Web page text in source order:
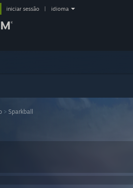
iniciar sessão idioma
> Sparkball